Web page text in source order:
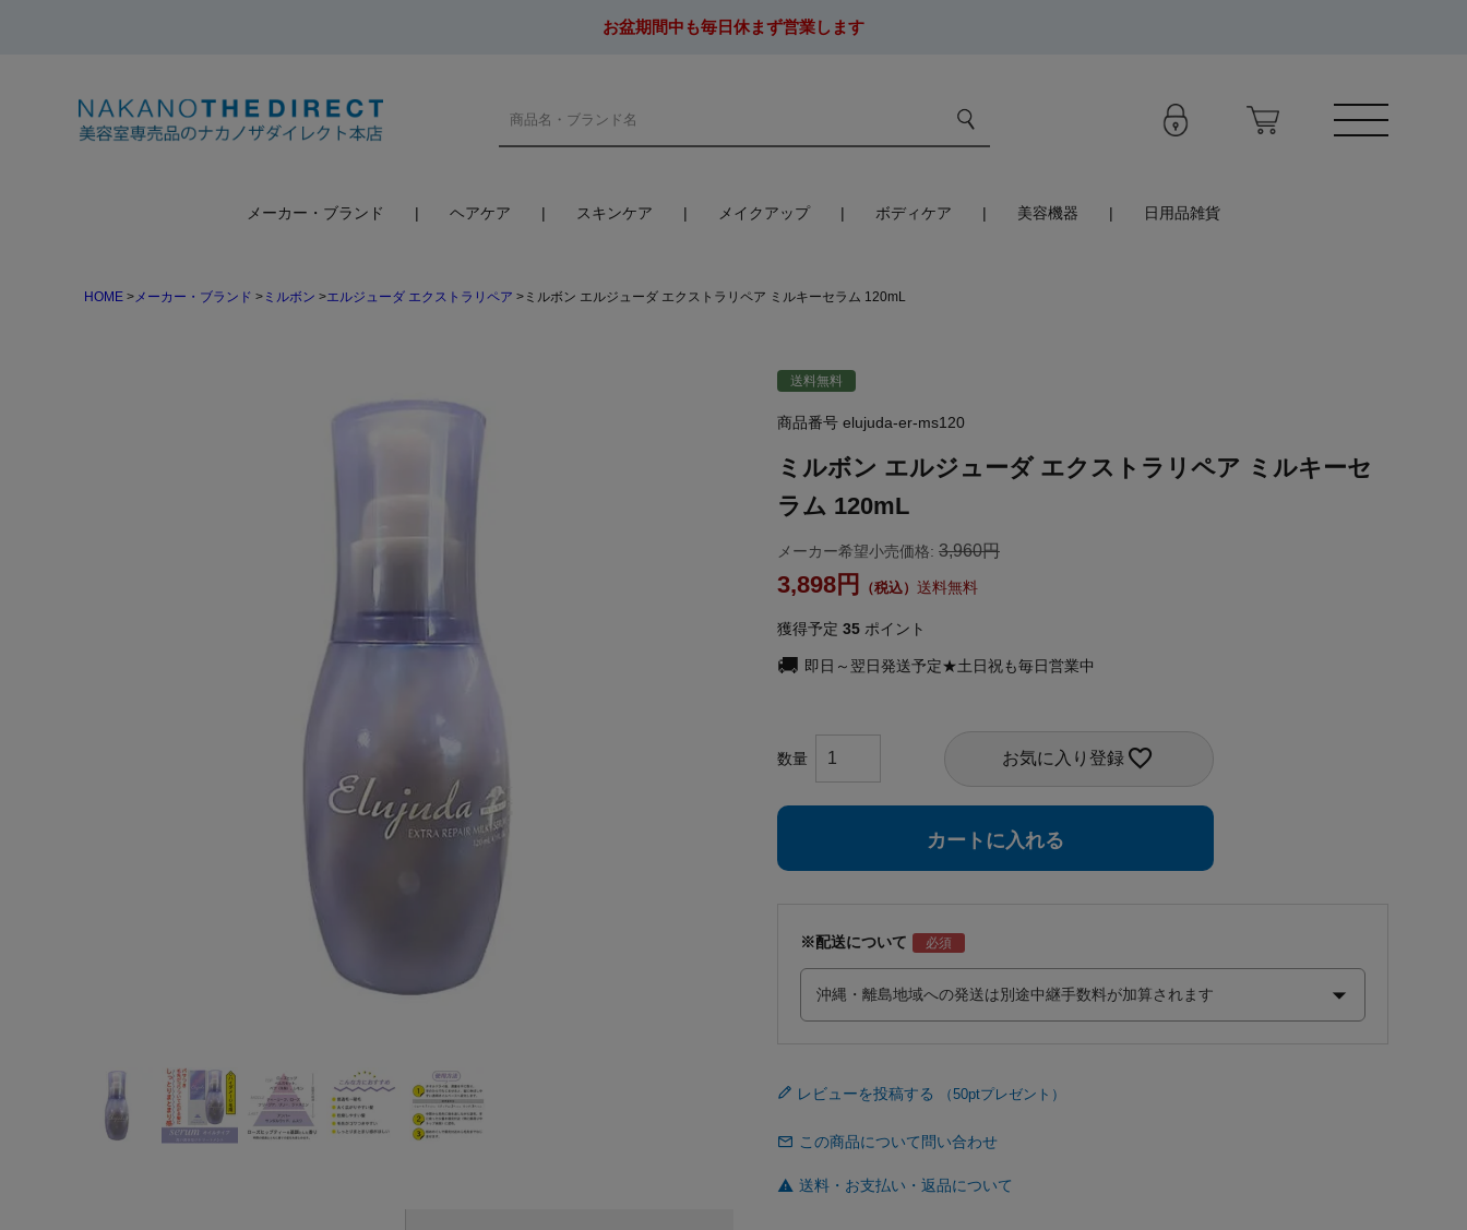
お盆期間中も毎日休まず営業します
メーカー・ブランド ヘアケア スキンケア メイクアップ ボディケア 美容機器 日用品雑貨
HOME メーカー・ブランド ミルボン エルジューダ エクストラリペア ミルボン エルジューダ エクストラリペア ミルキーセラム 120mL
送料無料
商品番号 elujuda-er-ms120
ミルボン エルジューダ エクストラリペア ミルキーセ
ラム 120mL
メーカー希望小売価格: 3,960
3,898 送料無料
獲得予定 35 ポイント
即日～翌日発送予定★土日祝も毎日営業中
お気に入り登録
カートに入れる
※配送について
レビューを投稿する
この商品について問い合わせ
送料・お支払い・返品について